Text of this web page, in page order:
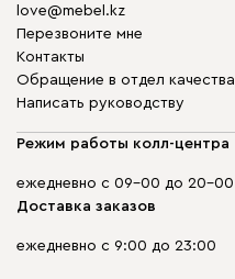
love@mebel.kz
Перезвоните мне
Контакты
Обращение в отдел качества
Написать руководству
Режим работы колл-центра
ежедневно с 09-00 до 20-00
Доставка заказов
ежедневно с 9:00 до 23:00